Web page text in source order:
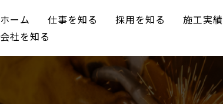
ホーム 仕事を知る 採用を知る 施工実績
会社を知る